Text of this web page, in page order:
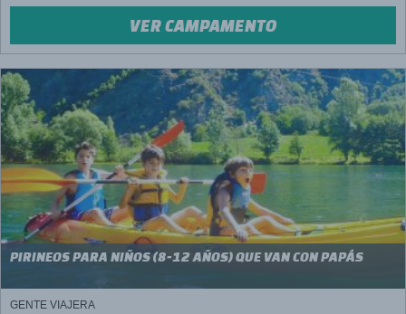
VER CAMPAMENTO
PIRINEOS PARA NIÑOS (8-12 AÑOS) QUE VAN CON PAPÁS
GENTE VIAJERA